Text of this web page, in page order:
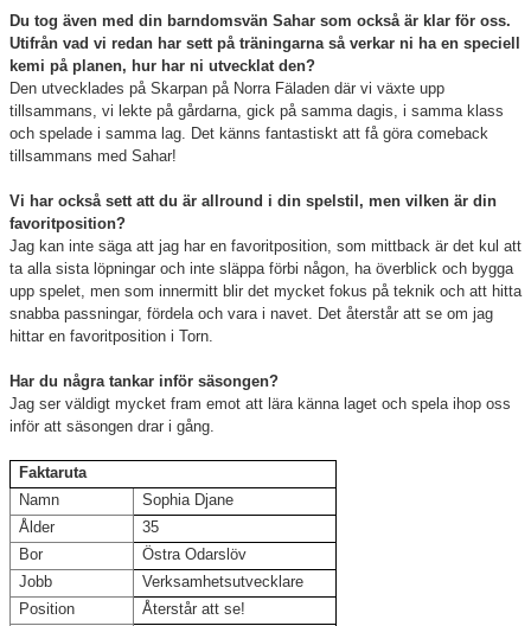
Du tog även med din barndomsvän Sahar som också är klar för oss.
Utifrån vad vi redan har sett på träningarna så verkar ni ha en speciell
kemi på planen, hur har ni utvecklat den?
Den utvecklades på Skarpan på Norra Fäladen där vi växte upp
tillsammans, vi lekte på gårdarna, gick på samma dagis, i samma klass
och spelade i samma lag. Det känns fantastiskt att få göra comeback
tillsammans med Sahar!
Vi har också sett att du är allround i din spelstil, men vilken är din
favoritposition?
Jag kan inte säga att jag har en favoritposition, som mittback är det kul att
ta alla sista löpningar och inte släppa förbi någon, ha överblick och bygga
upp spelet, men som innermitt blir det mycket fokus på teknik och att hitta
snabba passningar, fördela och vara i navet. Det återstår att se om jag
hittar en favoritposition i Torn.
Har du några tankar inför säsongen?
Jag ser väldigt mycket fram emot att lära känna laget och spela ihop oss
inför att säsongen drar i gång.
Faktaruta
Namn
Sophia Djane
Ålder
35
Bor
Östra Odarslöv
Jobb
Verksamhetsutvecklare
Position
Återstår att se!